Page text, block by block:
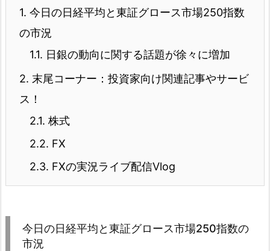
1. 今日の日経平均と東証グロース市場250指数
の市況
1.1. 日銀の動向に関する話題が徐々に増加
2. 末尾コーナー：投資家向け関連記事やサービ
ス！
2.1. 株式
2.2. FX
2.3. FXの実況ライブ配信Vlog
今日の日経平均と東証グロース市場250指数の
市況